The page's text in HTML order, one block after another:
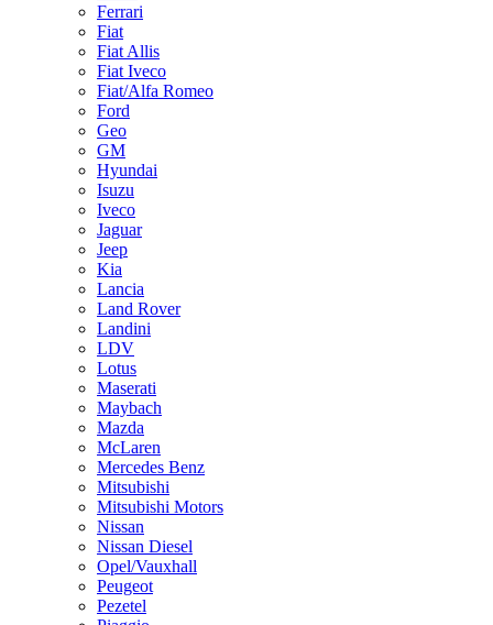
Ferrari
Fiat
Fiat Allis
Fiat Iveco
Fiat/Alfa Romeo
Ford
Geo
GM
Hyundai
Isuzu
Iveco
Jaguar
Jeep
Kia
Lancia
Land Rover
Landini
LDV
Lotus
Maserati
Maybach
Mazda
McLaren
Mercedes Benz
Mitsubishi
Mitsubishi Motors
Nissan
Nissan Diesel
Opel/Vauxhall
Peugeot
Pezetel